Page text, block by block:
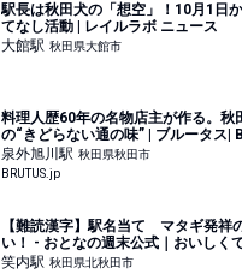
駅長は秋田犬の「想空」！10月1日
てなし活動 | レイルラボ ニュース
大館駅 秋田県大館市
料理人歴60年の名物店主が作る。秋
の“きどらない通の味” | ブルータス|
泉外旭川駅 秋田県秋田市
BRUTUS.jp
【難読漢字】駅名当て マタギ発祥
い！ - おとなの週末公式｜おいしく
のニュースサイト
笑内駅 秋田県北秋田市